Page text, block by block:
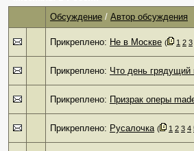
Обсуждение / Автор обсуждения
Прикреплено: Не в Москве ( 1 2 3
Прикреплено: Что день грядущий
Прикреплено: Призрак оперы
Прикреплено: Русалочка‎ ( 1 2 3 4